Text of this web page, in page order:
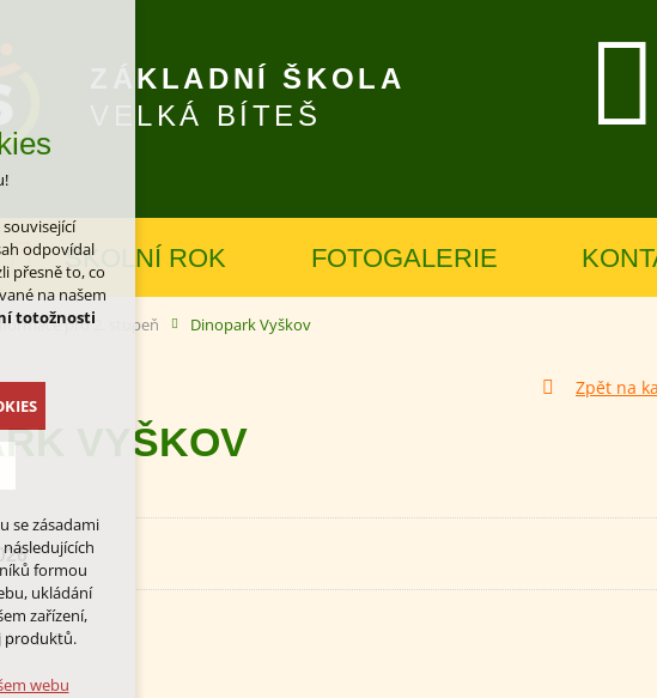
ZÁKLADNÍ ŠKOLA
VELKÁ BÍTEŠ
ŠKOLNÍ ROK FOTOGALERIE
pro 2. stupeň Dinopark Vyškov
Zpět na
VYŠKOV
a 3. B
odpovídal
přesně to, co
na našem
totožnosti
apod.
se zásadami
formou
ukládání
zařízení,
produktů.
webu